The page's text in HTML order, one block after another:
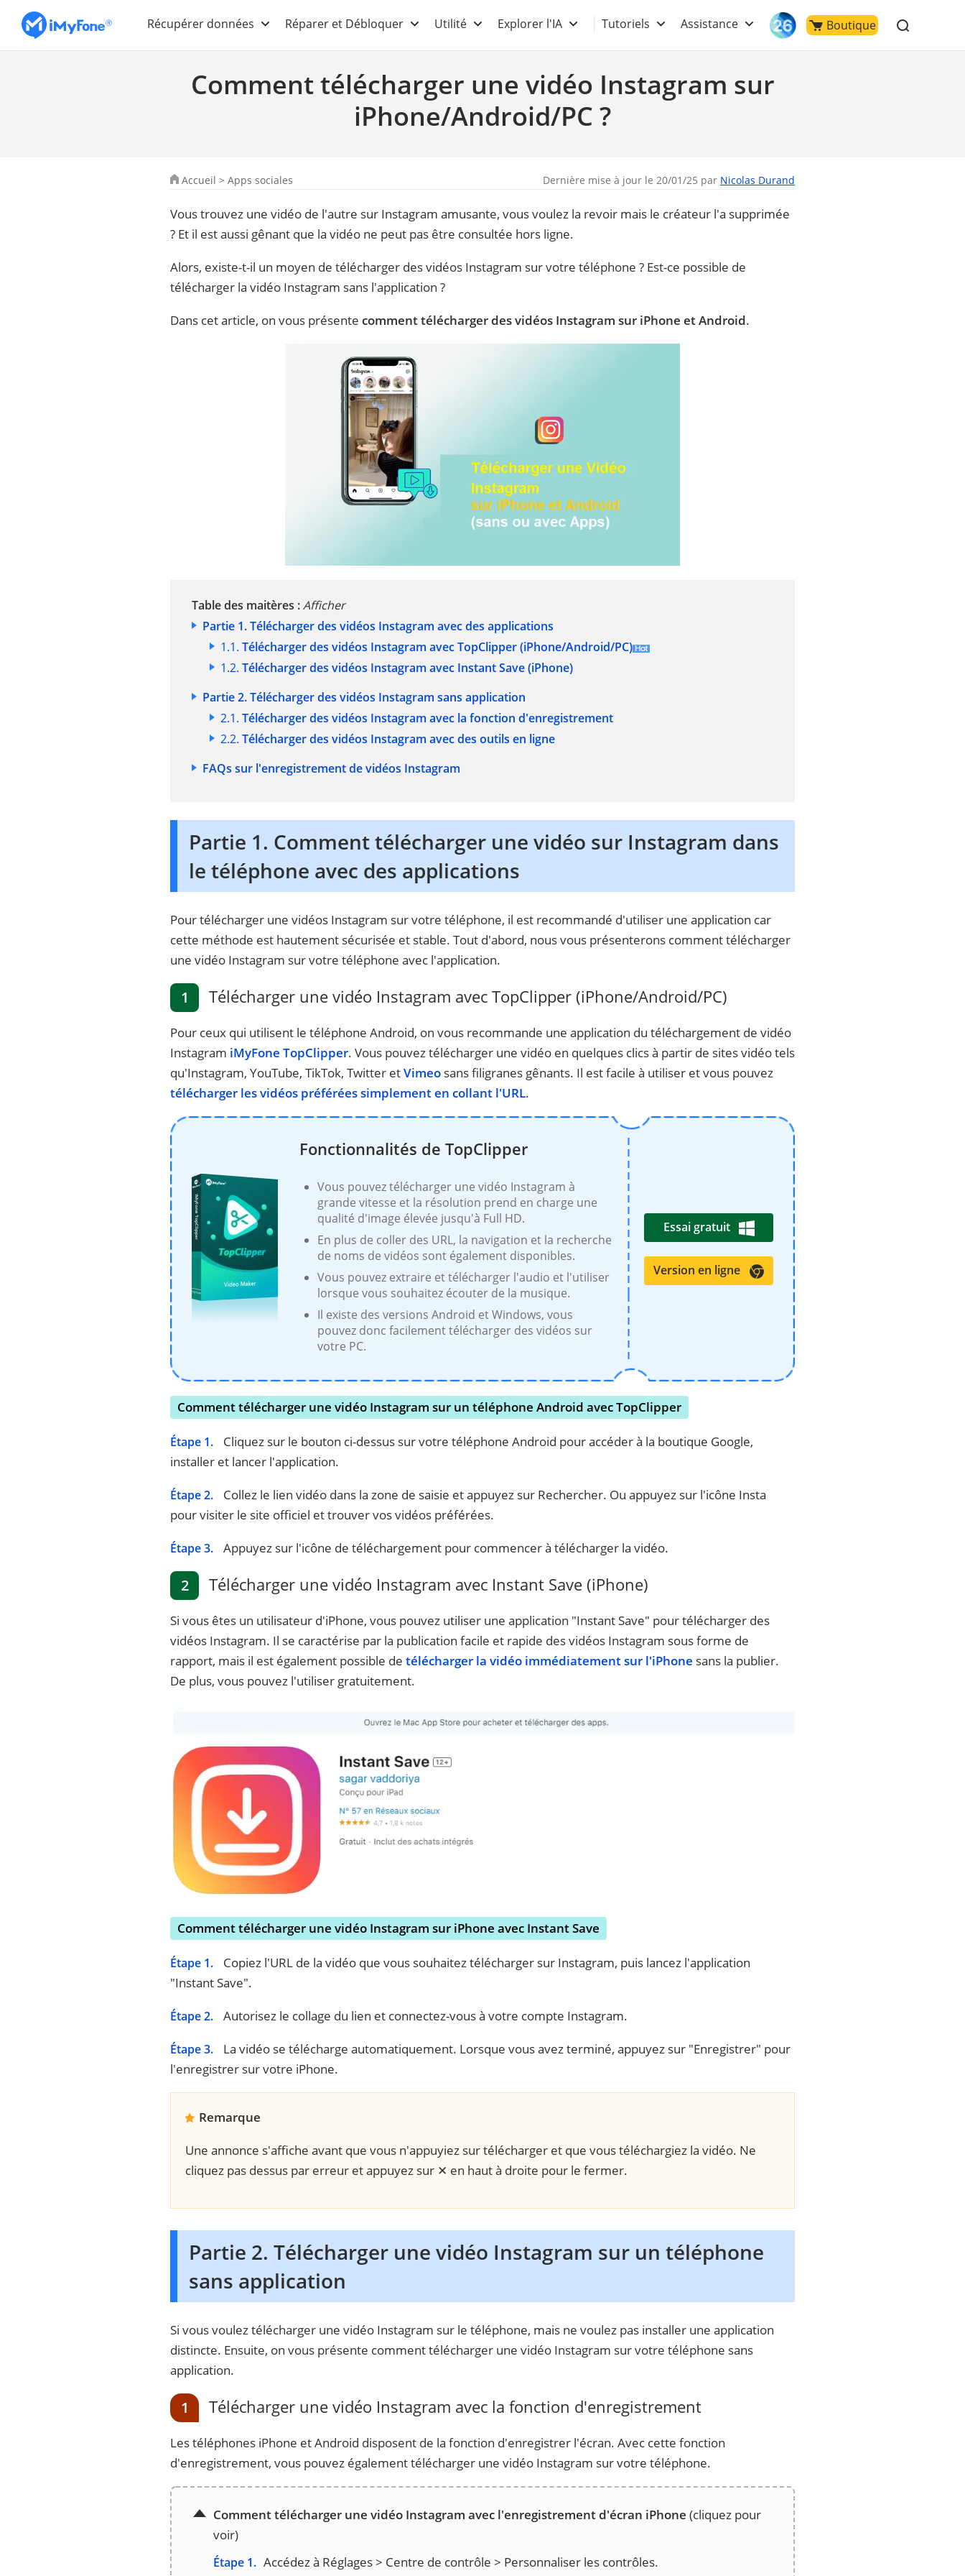
Récupérer données Réparer et Débloquer Utilité Explorer l'IA Tutoriels Assistance Boutique
Comment télécharger une vidéo Instagram sur
iPhone/Android/PC ?
Accueil > Apps sociales Dernière mise à jour le 20/01/25 par Nicolas Durand
Vous trouvez une vidéo de l'autre sur Instagram amusante, vous voulez la revoir mais le créateur l'a supprimée
? Et il est aussi gênant que la vidéo ne peut pas être consultée hors ligne.
Alors, existe-t-il un moyen de télécharger des vidéos Instagram sur votre téléphone ? Est-ce possible de
télécharger la vidéo Instagram sans l'application ?
Dans cet article, on vous présente comment télécharger des vidéos Instagram sur iPhone et Android.
Table des maitères :Afficher
Partie 1. Télécharger des vidéos Instagram avec des applications
1.1. Télécharger des vidéos Instagram avec TopClipper (iPhone/Android/PC)
1.2. Télécharger des vidéos Instagram avec Instant Save (iPhone)
Partie 2. Télécharger des vidéos Instagram sans application
2.1. Télécharger des vidéos Instagram avec la fonction d'enregistrement
2.2. Télécharger des vidéos Instagram avec des outils en ligne
FAQs sur l'enregistrement de vidéos Instagram
Partie 1. Comment télécharger une vidéo sur Instagram dans
le téléphone avec des applications
Pour télécharger une vidéos Instagram sur votre téléphone, il est recommandé d'utiliser une application car
cette méthode est hautement sécurisée et stable. Tout d'abord, nous vous présenterons comment télécharger
une vidéo Instagram sur votre téléphone avec l'application.
1 Télécharger une vidéo Instagram avec TopClipper (iPhone/Android/PC)
Pour ceux qui utilisent le téléphone Android, on vous recommande une application du téléchargement de vidéo
Instagram iMyFone TopClipper. Vous pouvez télécharger une vidéo en quelques clics à partir de sites vidéo tels
qu'Instagram, YouTube, TikTok, Twitter etVimeo sans filigranes gênants. Il est facile à utiliser et vous pouvez
télécharger les vidéos préférées simplement en collant l'URL.
Fonctionnalités de TopClipper
Vous pouvez télécharger une vidéo Instagram à
grande vitesse et la résolution prend en charge une
qualité d'image élevée jusqu'à Full HD.
En plus de coller des URL, la navigation et la recherche
de noms de vidéos sont également disponibles.
Vous pouvez extraire et télécharger l'audio et l'utiliser
lorsque vous souhaitez écouter de la musique.
Il existe des versions Android et Windows, vous
pouvez donc facilement télécharger des vidéos sur
votre PC.
Essai gratuit
Version en ligne
Comment télécharger une vidéo Instagram sur un téléphone Android avec TopClipper
Étape 1.
Cliquez sur le bouton ci-dessus sur votre téléphone Android pour accéder à la boutique Google,
installer et lancer l'application.
Étape 2.
Collez le lien vidéo dans la zone de saisie et appuyez sur Rechercher. Ou appuyez sur l'icône Insta
pour visiter le site officiel et trouver vos vidéos préférées.
Étape 3. Appuyez sur l'icône de téléchargement pour commencer à télécharger la vidéo.
2 Télécharger une vidéo Instagram avec Instant Save (iPhone)
Si vous êtes un utilisateur d'iPhone, vous pouvez utiliser une application "Instant Save" pour télécharger des
vidéos Instagram. Il se caractérise par la publication facile et rapide des vidéos Instagram sous forme de
rapport, mais il est également possible de télécharger la vidéo immédiatement sur l'iPhone sans la publier.
De plus, vous pouvez l'utiliser gratuitement.
Comment télécharger une vidéo Instagram sur iPhone avec Instant Save
Étape 1.
Copiez l'URL de la vidéo que vous souhaitez télécharger sur Instagram, puis lancez l'application
"Instant Save".
Étape 2. Autorisez le collage du lien et connectez-vous à votre compte Instagram.
Étape 3.
La vidéo se télécharge automatiquement. Lorsque vous avez terminé, appuyez sur "Enregistrer" pour
l'enregistrer sur votre iPhone.
Remarque
Une annonce s'affiche avant que vous n'appuyiez sur télécharger et que vous téléchargiez la vidéo. Ne
cliquez pas dessus par erreur et appuyez sur ✕ en haut à droite pour le fermer.
Partie 2. Télécharger une vidéo Instagram sur un téléphone
sans application
Si vous voulez télécharger une vidéo Instagram sur le téléphone, mais ne voulez pas installer une application
distincte. Ensuite, on vous présente comment télécharger une vidéo Instagram sur votre téléphone sans
application.
1 Télécharger une vidéo Instagram avec la fonction d'enregistrement
Les téléphones iPhone et Android disposent de la fonction d'enregistrer l'écran. Avec cette fonction
d'enregistrement, vous pouvez également télécharger une vidéo Instagram sur votre téléphone.
Comment télécharger une vidéo Instagram avec l'enregistrement d'écran iPhone (cliquez pour
voir)
Étape 1. Accédez à Réglages > Centre de contrôle > Personnaliser les contrôles.